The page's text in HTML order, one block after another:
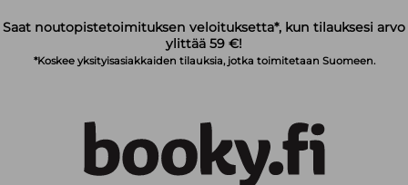
Saat noutopistetoimituksen veloituksetta*, kun tilauksesi arvo
ylittää 59 €!
*Koskee yksityisasiakkaiden tilauksia, jotka toimitetaan Suomeen.